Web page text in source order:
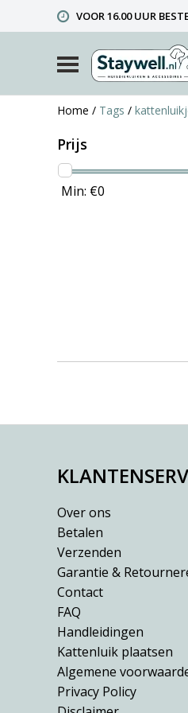
VOOR 16.00 UUR
TELEFONISCHE
Home / Tags /
Prijs
Min: €0
Over ons
Betalen
Verzenden
Garantie &
Contact
FAQ
Handleidingen
Kattenluik plaatsen
Algemene
Privacy Policy